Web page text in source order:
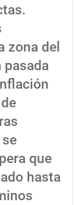
zona del
pasada
que
hasta